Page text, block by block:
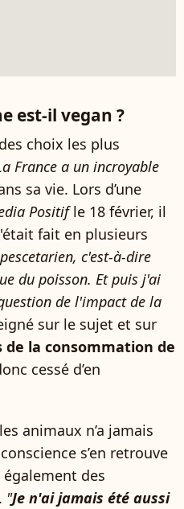
est-il vegan ?
choix les plus
France a un incroyable
sa vie. Lors d’une
Positifle 18 février, il
fait en plusieurs
c'est-à-dire
du poisson. Et puis j'ai
de l'impact de la
sur le sujet et sur
de la consommation de
cessé d’en
animaux n’a jamais
s’en retrouve
des
"Je n'ai jamais été aussi